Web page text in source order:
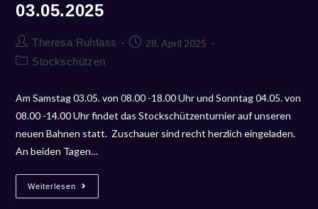
03.05.2025
Theresa Ruhfass
28. April 2025
Stockschützen
Am Samstag 03.05. von 08.00 -18.00 Uhr und Sonntag 04.05. von
08.00 -14.00 Uhr findet das Stockschützenturnier auf unseren
neuen Bahnen statt. Zuschauer sind recht herzlich eingeladen.
An beiden Tagen…
Weiterlesen